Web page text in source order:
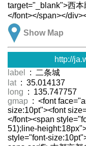
target="_blank">西
</font></span></
Show Map
http://
label
: 二条城
lat : 35.014137
long : 135.747757
gmap : <font
size:10pt"><font
</font><span
51);line-
style="font-